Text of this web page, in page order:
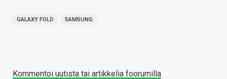
GALAXY FOLD SAMSUNG
Kommentoi uutista tai artikkelia foorumilla